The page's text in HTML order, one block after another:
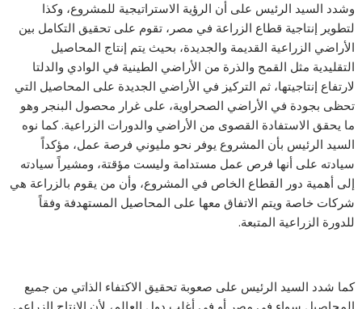
وشدد السيد الرئيس على أن الرؤية الاستراتيجية للمشروع، وكذا
لتطوير إنتاجية قطاع الزراعة في مصر، تقوم على تحقيق التكامل بين
الأراضي الزراعية القديمة والجديدة، بحيث يتم إنتاج المحاصيل
التقليدية مثل القمح والذرة من الأراضي الطينية في الوادي والدلتا
لارتفاع إنتاجيتها، ثم التركيز في الأراضي الجديدة على المحاصيل التي
تحظى بجودة في الأراضي الصحراوية، على غرار محصول البنجر وهو
ما يحقق الاستفادة القصوى من الأراضي والدورات الزراعية. كما نوه
السيد الرئيس بأن المشروع يوفر نحو مليوني فرصة عمل، مؤكداً
سيادته على أنها فرص عمل مستدامة وليست مؤقتة، ومشيراً سيادته
إلى أهمية دور القطاع الخاص في المشروع، وأن من يقوم بالزراعة هي
شركات خاصة ويتم الاتفاق معها على المحاصيل المستهدفة وفقاً
للدورة الزراعية المتبعة.
كما شدد السيد الرئيس على صعوبة تحقيق الاكتفاء الذاتي من جميع
المحاصيل سواء في مصر أو في أغلب دول العالم، لأن الإنتاج الزراعي